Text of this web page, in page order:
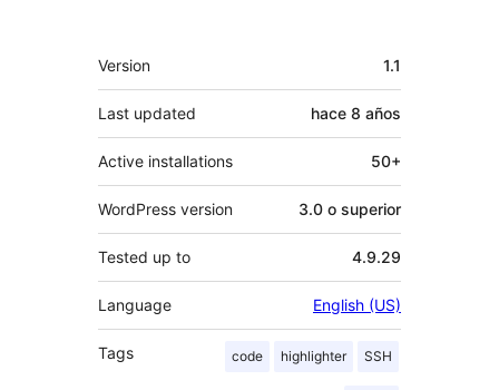
Meta
Version 1.1
Last updated hace 8 años
Active installations 50+
WordPress version 3.0 o superior
Tested up to 4.9.29
Language English (US)
Tags code highlighter SSH